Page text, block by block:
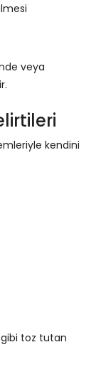
veya
kendini
gibi toz tutan